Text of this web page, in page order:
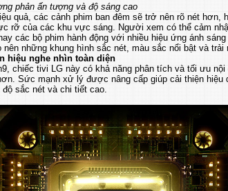
phản ấn tượng và độ sáng cao
quả, các cảnh phim ban đêm sẽ trở nên rõ nét
rỡ của các khu vực sáng. Người xem có thể cảm
các bộ phim hành động với nhiều hiệu ứng ánh
những khung hình sắc nét, màu sắc nổi bật và trải
hiệu nghe nhìn toàn diện
chiếc tivi LG này có khả năng phân tích và tối ưu
Sức mạnh xử lý được nâng cấp giúp cải thiện hiệu
sắc nét và chi tiết cao.